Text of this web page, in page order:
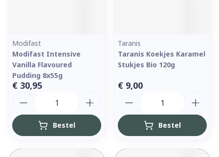
Modifast
Modifast Intensive
Vanilla Flavoured
Pudding 8x55g
€ 30,95
Bestel
Taranis
Taranis Koekjes Karamel
Stukjes Bio 120g
€ 9,00
Bestel